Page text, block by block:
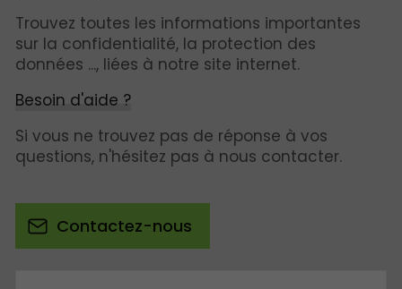
Trouvez toutes les informations importantes
sur la confidentialité, la protection des
données ..., liées à notre site internet.
Besoin d'aide ?
Si vous ne trouvez pas de réponse à vos
questions, n'hésitez pas à nous contacter.
Contactez-nous